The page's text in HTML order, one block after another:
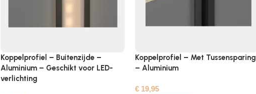
Koppelprofiel – Buitenzijde –
Aluminium – Geschikt voor LED-
verlichting
Koppelprofiel – Met Tussensparing
– Aluminium
€19,95